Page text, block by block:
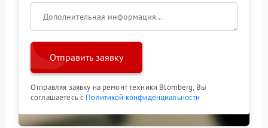
Отправить заявку
Отправляя заявку на ремонт техники Blomberg, Вы
соглашаетесь с Политикой конфиденциальности